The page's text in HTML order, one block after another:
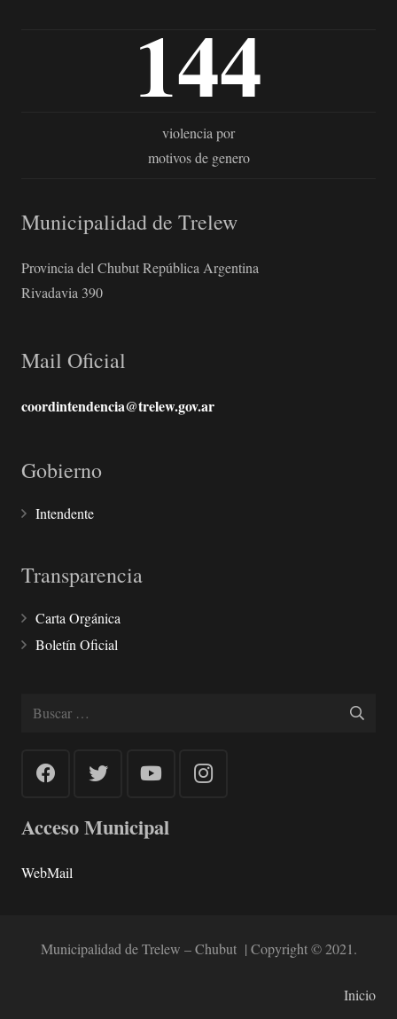
144
violencia por
motivos de genero
Municipalidad de Trelew
Provincia del Chubut República Argentina
Rivadavia 390
Mail Oficial
coordintendencia@trelew.gov.ar
Gobierno
Intendente
Transparencia
Carta Orgánica
Boletín Oficial
Buscar:
Acceso Municipal
WebMail
Municipalidad de Trelew – Chubut | Copyright © 2021.
Inicio